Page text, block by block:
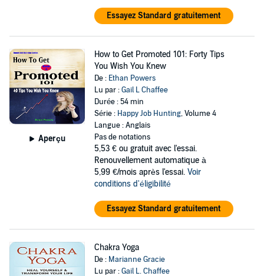
Essayez Standard gratuitement
Aperçu
How to Get Promoted 101: Forty Tips
You Wish You Knew
De : Ethan Powers
Lu par :Gail L Chaffee
Durée : 54 min
Série : Happy Job Hunting, Volume 4
Langue : Anglais
Pas de notations
5,53 € ou gratuit avec l'essai.
Renouvellement automatique à
5,99 €/mois après l'essai. Voir
conditions d'éligibilité
Essayez Standard gratuitement
Chakra Yoga
De : Marianne Gracie
Lu par :Gail L. Chaffee